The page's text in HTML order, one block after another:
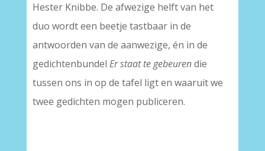
Hester Knibbe. De afwezige helft van het
duo wordt een beetje tastbaar in de
antwoorden van de aanwezige, én in de
gedichtenbundel Er staat te gebeurendie
tussen ons in op de tafel ligt en waaruit we
twee gedichten mogen publiceren.